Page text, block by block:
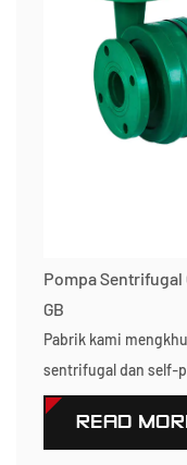
Pompa Sentrifugal
GB
Pabrik kami
sentrifugal dan self-
READ